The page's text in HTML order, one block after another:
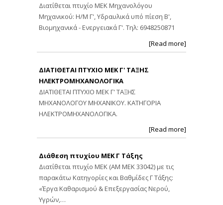
Διατίθεται πτυχίο ΜΕΚ Μηχανολόγου
Μηχανικού: Η/Μ Γ', Υδραυλικά υπό πίεση Β',
Βιομηχανικά - Ενεργειακά Γ'. Τηλ: 6948250871
[Read more]
ΔΙΑΤΙΘΕΤΑΙ ΠΤΥΧΙΟ ΜΕΚ Γ' ΤΑΞΗΣ
ΗΛΕΚΤΡΟΜΗΧΑΝΟΛΟΓΙΚΑ
ΔΙΑΤΙΘΕΤΑΙ ΠΤΥΧΙΟ ΜΕΚ Γ' ΤΑΞΗΣ
ΜΗΧΑΝΟΛΟΓΟΥ ΜΗΧΑΝΙΚΟΥ. ΚΑΤΗΓΟΡΙΑ
ΗΛΕΚΤΡΟΜΗΧΑΝΟΛΟΓΙΚΑ.
[Read more]
Διάθεση πτυχίου ΜΕΚ Γ Τάξης
Διατίθεται πτυχίο ΜΕΚ (ΑΜ ΜΕΚ 33042) με τις
παρακάτω Κατηγορίες και Βαθμίδες Γ Τάξης:
«Έργα Καθαρισμού & Επεξεργασίας Νερού,
Υγρών,…